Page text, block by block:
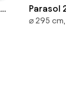
Parasol
Moka
⌀ 295